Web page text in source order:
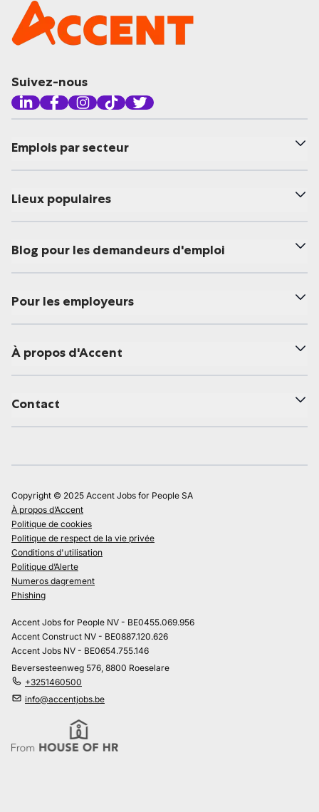
Suivez-nous
Emplois par secteur
Lieux populaires
Blog pour les demandeurs d'emploi
Pour les employeurs
À propos d'Accent
Contact
Copyright © 2025 Accent Jobs for People SA
À propos d’Accent
Politique de cookies
Politique de respect de la vie privée
Conditions d'utilisation
Politique d’Alerte
Numeros dagrement
Phishing
Accent Jobs for People NV - BE0455.069.956
Accent Construct NV - BE0887.120.626
Accent Jobs NV - BE0654.755.146
Beversesteenweg 576, 8800 Roeselare
+3251460500
info@accentjobs.be